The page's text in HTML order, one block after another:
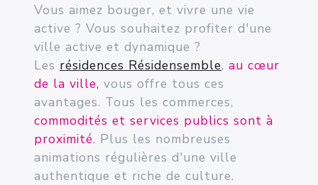
Vous aimez bouger, et vivre une vie
active ? Vous souhaitez profiter d'une
ville active et dynamique ?
Les résidences Résidensemble, au cœur
de la ville, vous offre tous ces
avantages. Tous les commerces,
commodités et services publics sont à
proximité. Plus les nombreuses
animations régulières d'une ville
authentique et riche de culture.